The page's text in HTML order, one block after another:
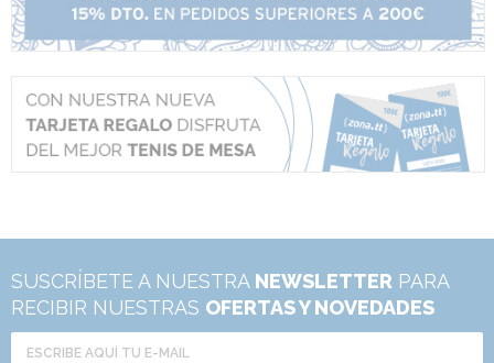
SUSCRÍBETE A NUESTRA NEWSLETTER PARA
RECIBIR NUESTRAS OFERTAS Y NOVEDADES